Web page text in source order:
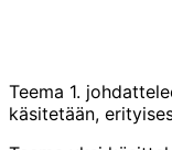
Teema 1.
käsitetään,